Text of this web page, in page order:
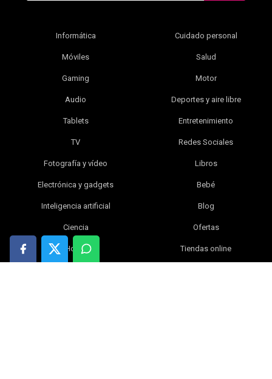
Informática
Móviles
Gaming
Audio
Tablets
TV
Fotografía y vídeo
Electrónica y gadgets
Inteligencia artificial
Ciencia
Hogar
Cuidado personal
Salud
Motor
Deportes y aire libre
Entretenimiento
Redes Sociales
Libros
Bebé
Blog
Ofertas
Tiendas online